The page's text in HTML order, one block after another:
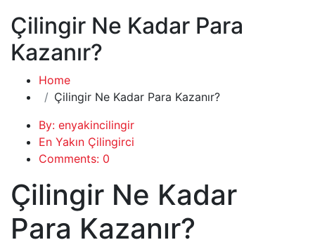
Çilingir Ne Kadar Para
Kazanır?
Home
Çilingir Ne Kadar Para Kazanır?
By: enyakincilingir
En Yakın Çilingirci
Comments: 0
Çilingir Ne Kadar
Para Kazanır?